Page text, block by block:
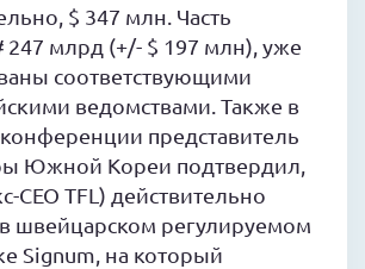
$ 347 млн. Часть
247 млрд (+/- $ 197 млн), уже
соответствующими
ведомствами. Также в
представитель
Южной Кореи подтвердил,
CEO TFL) действительно
швейцарском регулируемом
Signum, на который